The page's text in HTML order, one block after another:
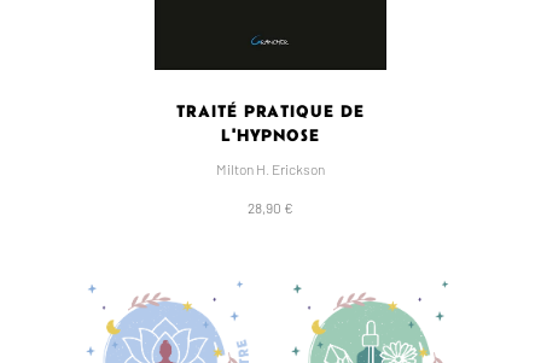
TRAITÉ PRATIQUE DE
L'HYPNOSE
Milton H. Erickson
28,90 €